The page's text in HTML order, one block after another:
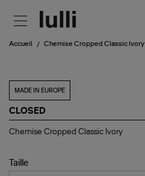
Accueil Chemise Cropped Classic Ivory
MADE IN EUROPE
CLOSED
Chemise
Ivory
Chemise Cropped Classic Ivory
Taille